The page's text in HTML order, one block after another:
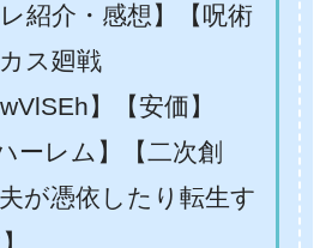
紹介・感想】【呪術
ス廻戦
】【安価】
ーレム】【二次創
が憑依したり転生す